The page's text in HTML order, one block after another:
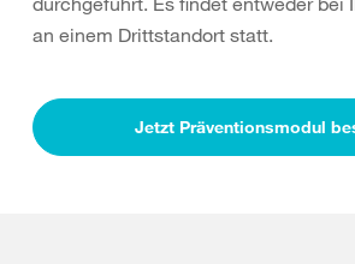
an einem Drittstandort statt.
Jetzt Präventionsmodul